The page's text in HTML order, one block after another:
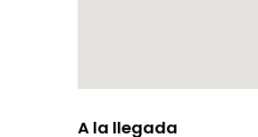
A la llegada